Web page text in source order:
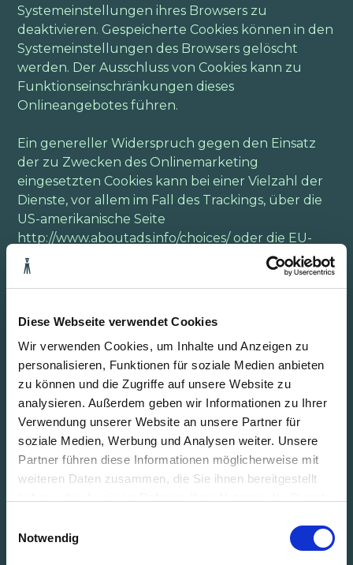
Diese Webseite verwendet Cookies
Wir verwenden Cookies, um Inhalte und Anzeigen zu
personalisieren, Funktionen für soziale Medien anbieten
zu können und die Zugriffe auf unsere Website zu
analysieren. Außerdem geben wir Informationen zu Ihrer
Verwendung unserer Website an unsere Partner für
soziale Medien, Werbung und Analysen weiter. Unsere
Partner führen diese Informationen möglicherweise mit
weiteren Daten zusammen, die Sie ihnen bereitgestellt
Notwendig
Systemeinstellungen ihres Browsers zu
deaktivieren. Gespeicherte Cookies können in den
Systemeinstellungen des Browsers gelöscht
werden. Der Ausschluss von Cookies kann zu
Funktionseinschränkungen dieses
Onlineangebotes führen.
Ein genereller Widerspruch gegen den Einsatz
der zu Zwecken des Onlinemarketing
eingesetzten Cookies kann bei einer Vielzahl der
Dienste, vor allem im Fall des Trackings, über die
US-amerikanische Seite
http://www.aboutads.info/choices/oder die EU-
Seite
http://www.youronlinechoices.com/erklärt
werden. Des Weiteren kann die Speicherung von
Einstellungen des Browsers erreicht werden.
nicht alle Funktionen dieses Onlineangebotes
genutzt werden können.
Löschung von Daten
Die von uns verarbeiteten Daten werden nach
Maßgabe der Art. 17 und 18 DSGVO gelöscht oder
in ihrer Verarbeitung eingeschränkt. Sofern nicht
im Rahmen dieser Datenschutzerklärung
gespeicherten Daten gelöscht, sobald sie für ihre